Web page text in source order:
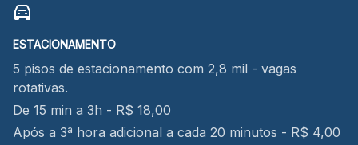
ESTACIONAMENTO
5 pisos de estacionamento com 2,8 mil - vagas
rotativas.
De 15 min a 3h - R$ 18,00
Após a 3ª hora adicional a cada 20 minutos - R$ 4,00